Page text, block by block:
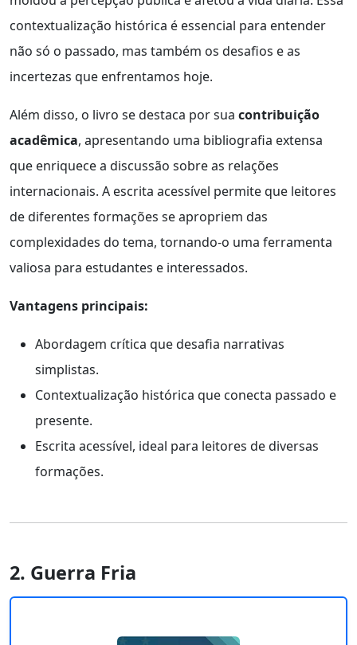
contextualização histórica é essencial para entender
não só o passado, mas também os desafios e as
incertezas que enfrentamos hoje.
Além disso, o livro se destaca por sua contribuição
acadêmica, apresentando uma bibliografia extensa
que enriquece a discussão sobre as relações
internacionais. A escrita acessível permite que leitores
de diferentes formações se apropriem das
complexidades do tema, tornando-o uma ferramenta
valiosa para estudantes e interessados.
Vantagens principais:
Abordagem crítica que desafia narrativas
simplistas.
Contextualização histórica que conecta passado e
presente.
Escrita acessível, ideal para leitores de diversas
formações.
2. Guerra Fria